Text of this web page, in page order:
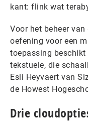
kant: flink wat
Voor het beheer van
oefening voor een
toepassing
tekstuele, die
Esli Heyvaert van
de Howest
Drie